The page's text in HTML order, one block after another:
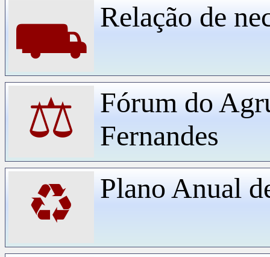
⛟ Relação de
⚖
Fórum do
Fernandes
♻ Plano Anual